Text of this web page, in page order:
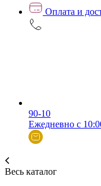
Оплата и
90-10
Ежедневно с
Весь каталог